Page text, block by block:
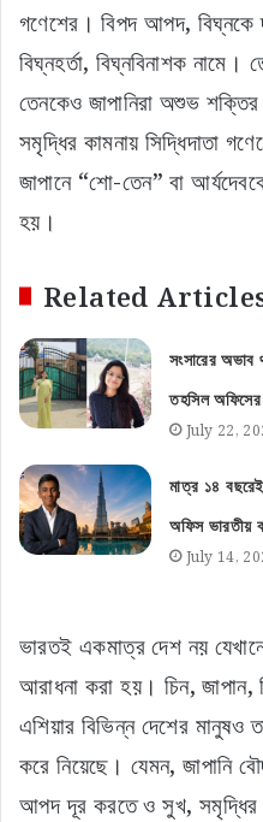
গণেশের। বিপদ আপদ,
বিঘ্নহর্তা, বিঘ্নবিনাশক নামে।
তেনকেও জাপানিরা অশুভ
সমৃদ্ধির কামনায় সিদ্ধিদাতা
জাপানে “শো-তেন” বা
হয়।
Related
সংসারের
তহসিল অফিসের
July 22,
মাত্র ১৪
অফিস ভারতীয়
July 14,
ভারতই একমাত্র দেশ নয়
আরাধনা করা হয়। চিন, জাপান,
এশিয়ার বিভিন্ন দেশের
করে নিয়েছে। যেমন, জাপানি
আপদ দূর করতে ও সুখ, সমৃদ্ধির